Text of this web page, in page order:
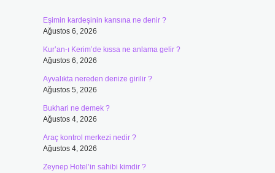
Eşimin kardeşinin karısına ne denir ?
Ağustos 6, 2026
Kur’an-ı Kerim’de kıssa ne anlama gelir ?
Ağustos 6, 2026
Ayvalıkta nereden denize girilir ?
Ağustos 5, 2026
Bukhari ne demek ?
Ağustos 4, 2026
Araç kontrol merkezi nedir ?
Ağustos 4, 2026
Zeynep Hotel’in sahibi kimdir ?